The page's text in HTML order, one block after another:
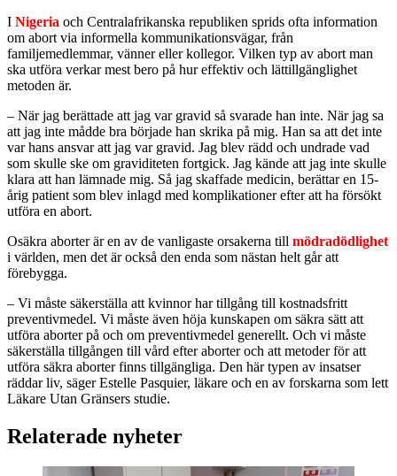
I Nigeria och Centralafrikanska republiken sprids ofta information
om abort via informella kommunikationsvägar, från
familjemedlemmar, vänner eller kollegor. Vilken typ av abort man
ska utföra verkar mest bero på hur effektiv och lättillgänglighet
metoden är.
‒ När jag berättade att jag var gravid så svarade han inte. När jag sa
att jag inte mådde bra började han skrika på mig. Han sa att det inte
var hans ansvar att jag var gravid. Jag blev rädd och undrade vad
som skulle ske om graviditeten fortgick. Jag kände att jag inte skulle
klara att han lämnade mig. Så jag skaffade medicin, berättar en 15-
årig patient som blev inlagd med komplikationer efter att ha försökt
utföra en abort.
Osäkra aborter är en av de vanligaste orsakerna till mödradödlighet
i världen, men det är också den enda som nästan helt går att
förebygga.
‒ Vi måste säkerställa att kvinnor har tillgång till kostnadsfritt
preventivmedel. Vi måste även höja kunskapen om säkra sätt att
utföra aborter på och om preventivmedel generellt. Och vi måste
säkerställa tillgången till vård efter aborter och att metoder för att
utföra säkra aborter finns tillgängliga. Den här typen av insatser
räddar liv, säger Estelle Pasquier, läkare och en av forskarna som lett
Läkare Utan Gränsers studie.
Relaterade nyheter